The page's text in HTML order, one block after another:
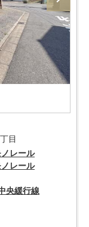
目
レール
レール
央緩行線